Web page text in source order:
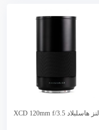
لنز هاسلبلاد XCD 120mm f/3.5